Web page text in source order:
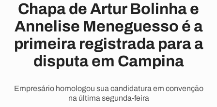
Chapa de Artur Bolinha e
Annelise Meneguesso é a
primeira registrada para a
disputa em Campina
Empresário homologou sua candidatura em convenção
na última segunda-feira